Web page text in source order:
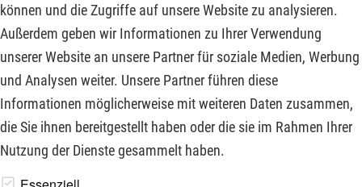
können und die Zugriffe auf unsere Website zu analysieren.
Außerdem geben wir Informationen zu Ihrer Verwendung
unserer Website an unsere Partner für soziale Medien, Werbung
und Analysen weiter. Unsere Partner führen diese
Informationen möglicherweise mit weiteren Daten zusammen,
die Sie ihnen bereitgestellt haben oder die sie im Rahmen Ihrer
Nutzung der Dienste gesammelt haben.
ZUM KOMMENTAR
‹‹ ››
www.derfinanzinvestor.de - © 2026 - Die Publikation für